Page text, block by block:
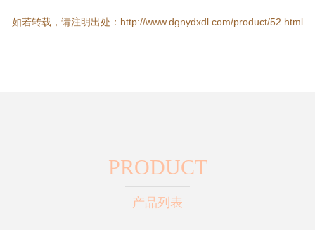
如若转载，请注明出处：http://www.dgnydxdl.com/product/52.html
PRODUCT
产品列表